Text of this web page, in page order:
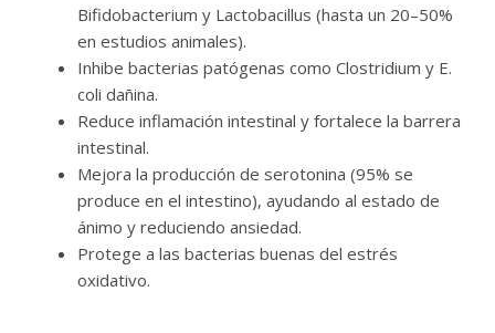
Bifidobacterium y Lactobacillus (hasta un 20–50%
en estudios animales).
Inhibe bacterias patógenas como Clostridium y E.
coli dañina.
Reduce inflamación intestinal y fortalece la barrera
intestinal.
Mejora la producción de serotonina (95% se
produce en el intestino), ayudando al estado de
ánimo y reduciendo ansiedad.
Protege a las bacterias buenas del estrés
oxidativo.